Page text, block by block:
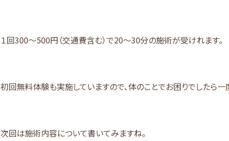
１回300～500円（交通費含む）で20～30分の施術が受けれます。
初回無料体験も実施していますので、体のことでお困りでしたら一
次回は施術内容について書いてみますね。